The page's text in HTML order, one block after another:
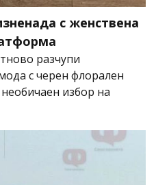
с женствена
разчупи
с черен флорален
избор на